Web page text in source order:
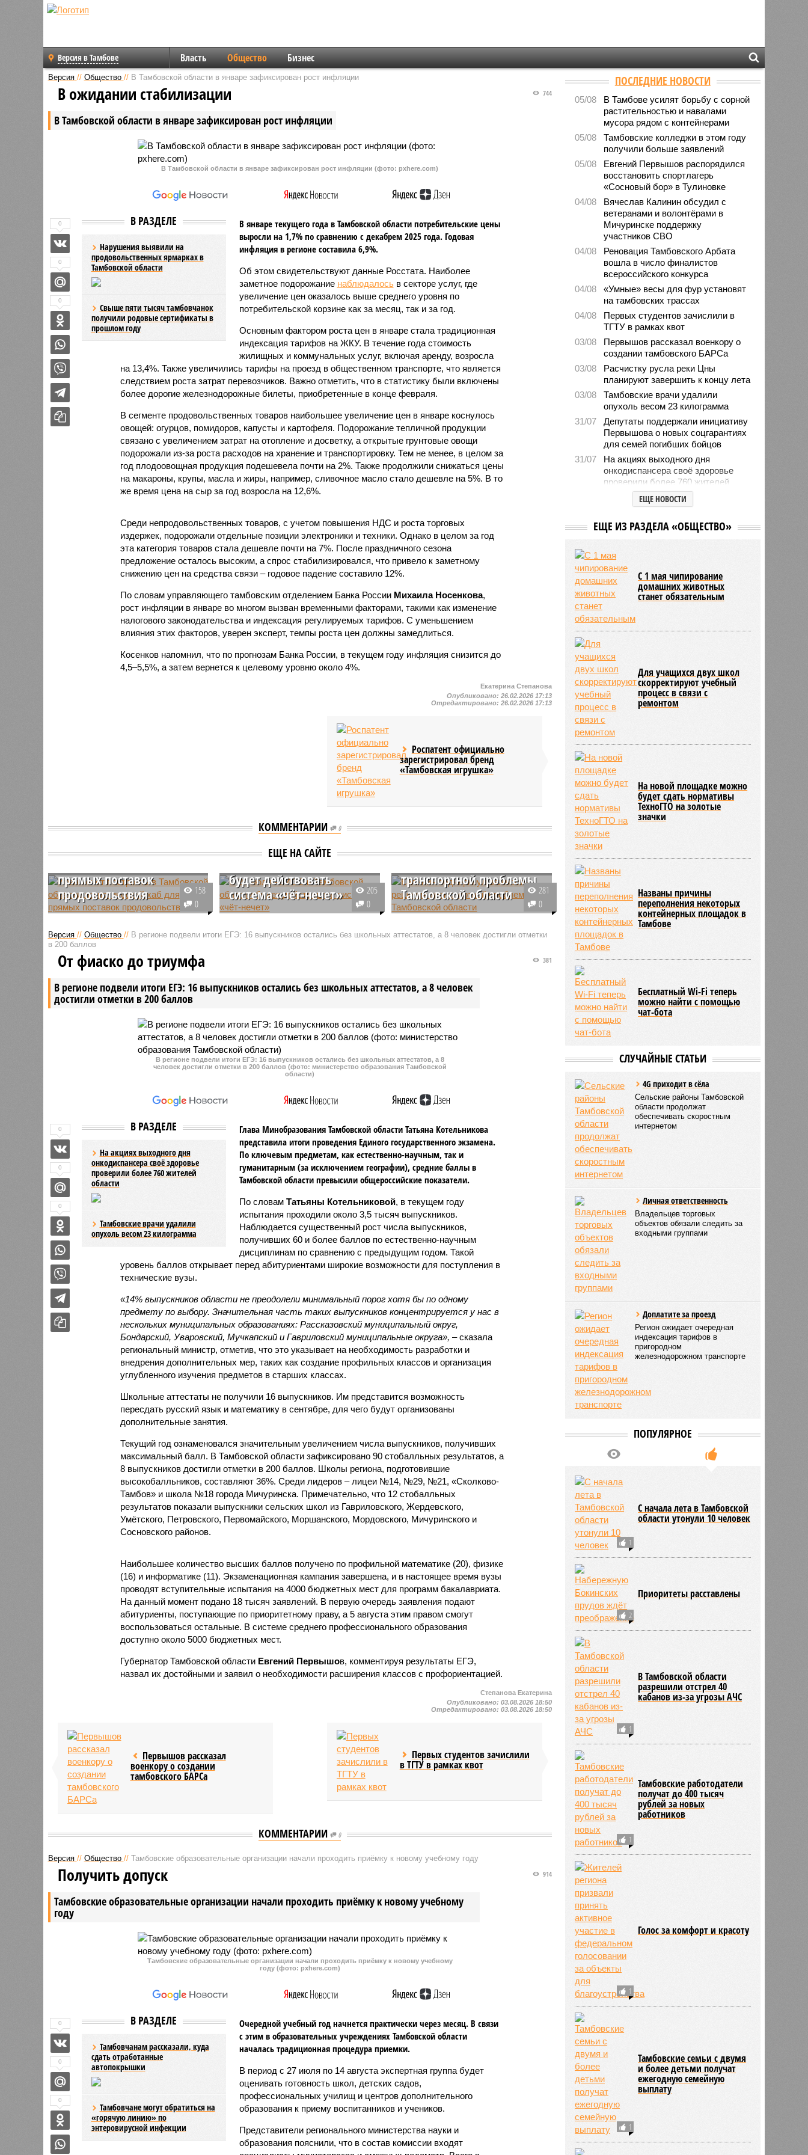
Версия в Тамбове Власть Общество Бизнес
Версия // Общество // В Тамбовской области в январе зафиксирован рост инфляции
В Тамбовской области в январе зафиксирован рост инфляции
744
В ожидании стабилизации
В Тамбовской области в январе зафиксирован рост инфляции (фото: pxhere.com)
В РАЗДЕЛЕ
Нарушения выявили на
продовольственных ярмарках в
Тамбовской области
Свыше пяти тысяч тамбовчанок
получили родовые сертификаты в
прошлом году
В январе текущего года в Тамбовской области потребительские цены
выросли на 1,7% по сравнению с декабрем 2025 года. Годовая
инфляция в регионе составила 6,9%.
Об этом свидетельствуют данные Росстата. Наиболее
заметное подорожание наблюдалосьв секторе услуг, где
увеличение цен оказалось выше среднего уровня по
потребительской корзине как за месяц, так и за год.
Основным фактором роста цен в январе стала традиционная
индексация тарифов на ЖКУ. В течение года стоимость
жилищных и коммунальных услуг, включая аренду, возросла
на 13,4%. Также увеличились тарифы на проезд в общественном транспорте, что является
следствием роста затрат перевозчиков. Важно отметить, что в статистику были включены
более дорогие железнодорожные билеты, приобретенные в конце февраля.
В сегменте продовольственных товаров наибольшее увеличение цен в январе коснулось
овощей: огурцов, помидоров, капусты и картофеля. Подорожание тепличной продукции
связано с увеличением затрат на отопление и досветку, а открытые грунтовые овощи
подорожали из-за роста расходов на хранение и транспортировку. Тем не менее, в целом за
год плодоовощная продукция подешевела почти на 2%. Также продолжили снижаться цены
на макароны, крупы, масла и жиры, например, сливочное масло стало дешевле на 5%. В то
же время цена на сыр за год возросла на 12,6%.
Среди непродовольственных товаров, с учетом повышения НДС и роста торговых
издержек, подорожали отдельные позиции электроники и техники. Однако в целом за год
эта категория товаров стала дешевле почти на 7%. После праздничного сезона
предложение осталось высоким, а спрос стабилизировался, что привело к заметному
снижению цен на средства связи – годовое падение составило 12%.
По словам управляющего тамбовским отделением Банка России Михаила Носенкова,
рост инфляции в январе во многом вызван временными факторами, такими как изменение
налогового законодательства и индексация регулируемых тарифов. С уменьшением
влияния этих факторов, уверен эксперт, темпы роста цен должны замедлиться.
Косенков напомнил, что по прогнозам Банка России, в текущем году инфляция снизится до
4,5–5,5%, а затем вернется к целевому уровню около 4%.
0
0
0
Екатерина Степанова
Опубликовано:26.02.2026 17:13
Отредактировано:26.02.2026 17:13
Роспатент официально
зарегистрировал бренд
«Тамбовская игрушка»
КОММЕНТАРИИ 0
ЕЩЕ НА САЙТЕ
Иран хочет построить в
Тамбовской области
прямых поставок
продовольствия
Иранский инвестор «Россия
создать в Тамбовской области
центр для импорта фруктов,
158
0
С 20 июля на АЗС в
Тамбовской области
будет действовать
система «чёт-нечет»
В Тамбовской области подвели
стабилизации ситуации на АЗС.
205
0
Калинин подчеркнул
транспортной проблемы
Тамбовской области
Член Президиума
«Справедливая Россия»
рабочей группы для решения
281
0
Версия // Общество // В регионе подвели итоги ЕГЭ: 16 выпускников остались без школьных аттестатов, а 8 человек достигли отметки
в 200 баллов
В регионе подвели итоги ЕГЭ: 16 выпускников остались без школьных аттестатов, а 8 человек
достигли отметки в 200 баллов
381
От фиаско до триумфа
В регионе подвели итоги ЕГЭ: 16 выпускников остались без школьных аттестатов, а 8
человек достигли отметки в 200 баллов (фото: министерство образования Тамбовской
области)
В РАЗДЕЛЕ
На акциях выходного дня
онкодиспансера своё здоровье
проверили более 760 жителей
области
Тамбовские врачи удалили
опухоль весом 23 килограмма
Глава Минобразования Тамбовской области Татьяна Котельникова
представила итоги проведения Единого государственного экзамена.
По ключевым предметам, как естественно-научным, так и
гуманитарным (за исключением географии), средние баллы в
Тамбовской области превысили общероссийские показатели.
По словам Татьяны Котельниковой, в текущем году
испытания проходили около 3,5 тысяч выпускников.
Наблюдается существенный рост числа выпускников,
получивших 60 и более баллов по естественно-научным
дисциплинам по сравнению с предыдущим годом. Такой
уровень баллов открывает перед абитуриентами широкие возможности для поступления в
технические вузы.
«14% выпускников области не преодолели минимальный порог хотя бы по одному
предмету по выбору. Значительная часть таких выпускников концентрируется у нас в
нескольких муниципальных образованиях: Рассказовский муниципальный округ,
Бондарский, Уваровский, Мучкапский и Гавриловский муниципальные округа», – сказала
региональный министр, отметив, что это указывает на необходимость разработки и
внедрения дополнительных мер, таких как создание профильных классов и организация
углубленного изучения предметов в старших классах.
Школьные аттестаты не получили 16 выпускников. Им представится возможность
пересдать русский язык и математику в сентябре, для чего будут организованы
дополнительные занятия.
Текущий год ознаменовался значительным увеличением числа выпускников, получивших
максимальный балл. В Тамбовской области зафиксировано 90 стобалльных результатов, а
8 выпускников достигли отметки в 200 баллов. Школы региона, подготовившие
высокобалльников, составляют 36%. Среди лидеров – лицеи №14, №29, №21, «Сколково-
Тамбов» и школа №18 города Мичуринска. Примечательно, что 12 стобалльных
результатов показали выпускники сельских школ из Гавриловского, Жердевского,
Умётского, Петровского, Первомайского, Моршанского, Мордовского, Мичуринского и
Сосновского районов.
Наибольшее количество высших баллов получено по профильной математике (20), физике
(16) и информатике (11). Экзаменационная кампания завершена, и в настоящее время вузы
проводят вступительные испытания на 4000 бюджетных мест для программ бакалавриата.
На данный момент подано 18 тысяч заявлений. В первую очередь заявления подают
абитуриенты, поступающие по приоритетному праву, а 5 августа этим правом смогут
воспользоваться остальные. В системе среднего профессионального образования
доступно около 5000 бюджетных мест.
Губернатор Тамбовской области Евгений Первышов, комментируя результаты ЕГЭ,
назвал их достойными и заявил о необходимости расширения классов с профориентацией.
0
0
0
Степанова Екатерина
Опубликовано:03.08.2026 18:50
Отредактировано:03.08.2026 18:50
Первышов рассказал
военкору о создании
тамбовского БАРСа
Первых студентов зачислили
в ТГТУ в рамках квот
КОММЕНТАРИИ 0
Версия // Общество // Тамбовские образовательные организации начали проходить приёмку к новому учебному году
Тамбовские образовательные организации начали проходить приёмку к новому учебному
году
914
Получить допуск
Тамбовские образовательные организации начали проходить приёмку к новому учебному
году (фото: pxhere.com)
В РАЗДЕЛЕ
Тамбовчанам рассказали, куда
сдать отработанные
автопокрышки
Тамбовчане могут обратиться на
«горячую линию» по
энтеровирусной инфекции
Очередной учебный год начнется практически через месяц. В связи
с этим в образовательных учреждениях Тамбовской области
началась традиционная процедура приемки.
В период с 27 июля по 14 августа экспертная группа будет
оценивать готовность школ, детских садов,
профессиональных училищ и центров дополнительного
образования к приему воспитанников и учеников.
Представители регионального министерства науки и
образования пояснили, что в состав комиссии входят
0
0
0
ПОСЛЕДНИЕ НОВОСТИ
05/08
В Тамбове усилят борьбу с сорной
растительностью и навалами
мусора рядом с контейнерами
05/08
Тамбовские колледжи в этом году
получили больше заявлений
05/08
Евгений Первышов распорядился
восстановить спортлагерь
«Сосновый бор» в Тулиновке
04/08
Вячеслав Калинин обсудил с
ветеранами и волонтёрами в
Мичуринске поддержку
участников СВО
04/08
Реновация Тамбовского Арбата
вошла в число финалистов
всероссийского конкурса
04/08
«Умные» весы для фур установят
на тамбовских трассах
04/08
Первых студентов зачислили в
ТГТУ в рамках квот
03/08
Первышов рассказал военкору о
создании тамбовского БАРСа
03/08
Расчистку русла реки Цны
планируют завершить к концу лета
03/08
Тамбовские врачи удалили
опухоль весом 23 килограмма
31/07
Депутаты поддержали инициативу
Первышова о новых соцгарантиях
для семей погибших бойцов
31/07
На акциях выходного дня
онкодиспансера своё здоровье
проверили более 760 жителей
области
Радоница в регионе официально
В Тамбовской области частично
бензина в канистры
30/07
Тамбовские вузы получили
заявления о поступлении от почти
29 тысяч абитуриентов
ЕЩЕ НОВОСТИ
ЕЩЕ ИЗ РАЗДЕЛА «ОБЩЕСТВО»
С 1 мая чипирование
домашних животных
станет обязательным
Для учащихся двух школ
скорректируют учебный
процесс в связи с
ремонтом
На новой площадке можно
будет сдать нормативы
ТехноГТО на золотые
значки
Названы причины
переполнения некоторых
контейнерных площадок в
Тамбове
Бесплатный Wi-Fi теперь
можно найти с помощью
чат-бота
СЛУЧАЙНЫЕ СТАТЬИ
4G приходит в сёла
Сельские районы Тамбовской
области продолжат
обеспечивать скоростным
интернетом
Личная ответственность
Владельцев торговых
объектов обязали следить за
входными группами
Доплатите за проезд
Регион ожидает очередная
индексация тарифов в
пригородном
железнодорожном транспорте
ПОПУЛЯРНОЕ
1
С начала лета в Тамбовской
области утонули 10 человек
2
Приоритеты расставлены
1
В Тамбовской области
разрешили отстрел 40
кабанов из-за угрозы АЧС
1
Тамбовские работодатели
получат до 400 тысяч
рублей за новых
работников
1
Голос за комфорт и красоту
1
Тамбовские семьи с двумя
и более детьми получат
ежегодную семейную
выплату